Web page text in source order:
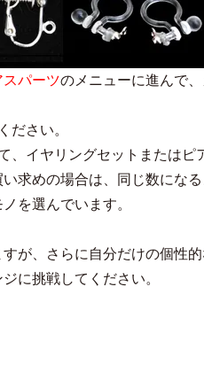
パーツのメニューに進んで
さい。
イヤリングセットまたはピ
求めの場合は、同じ数にな
を選んでいます。
が、さらに自分だけの個性
に挑戦してください。